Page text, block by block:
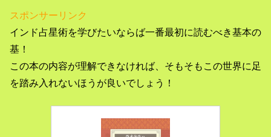
スポンサーリンク
インド占星術を学びたいならば一番最初に読むべき基本の
基！
この本の内容が理解できなければ、そもそもこの世界に足
を踏み入れないほうが良いでしょう！